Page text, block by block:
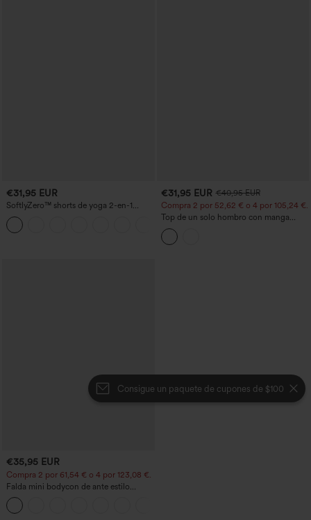
Consigue un paquete de cupones de $100
€31,95 EUR
SoftlyZero™ shorts de yoga 2-en-1
InstantCool, talle alto cruzado, ligeros y
transpirables, 3'' con bolsillos
€31,95 EUR €40,95 EUR
Compra 2 por 52,62 € o 4 por 105,24 €.
Top de un solo hombro con manga
corta, dobladillo curvo high‑low,
sujetador integrado y estampado de
lunares, estilo casual
€35,95 EUR
Compra 2 por 61,54 € o 4 por 123,08 €.
Falda mini bodycon de ante estilo
crossover, talle alto, 2 en 1, dobladillo
con flecos, para fiesta